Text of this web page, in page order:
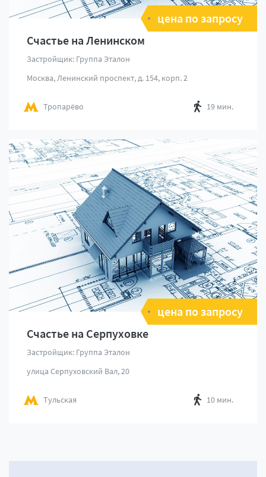
цена по запросу
Счастье на Ленинском
Застройщик: Группа Эталон
Москва, Ленинский проспект, д. 154, корп. 2
Тропарёво 19 мин.
цена по запросу
Счастье на Серпуховке
Застройщик: Группа Эталон
улица Серпуховский Вал, 20
Тульская 10 мин.